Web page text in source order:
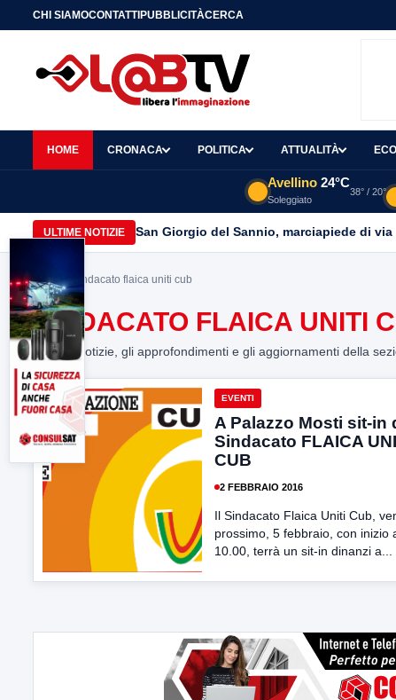
CHI SIAMOCONTATTIPUBBLICITÀCERCA
HOME CRONACA POLITICA ATTUALITÀ
Avellino 24°C
Soleggiato
38° / 20°
ULTIME NOTIZIE San Giorgio del Sannio, marciapiede di
Home> sindacato flaica uniti cub
SINDACATO FLAICA UNITI
Tutte le notizie, gli approfondimenti e gli aggiornamenti della
EVENTI
A Palazzo Mosti sit-in
Sindacato FLAICA
CUB
2 FEBBRAIO 2016
Il Sindacato Flaica Uniti Cub,
prossimo, 5 febbraio, con inizio
10.00, terrà un sit-in dinanzi a...